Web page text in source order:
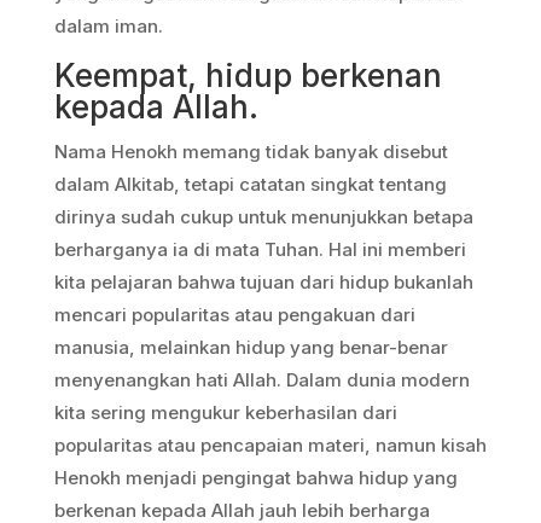
dalam iman.
Keempat, hidup berkenan
kepada Allah.
Nama Henokh memang tidak banyak disebut
dalam Alkitab, tetapi catatan singkat tentang
dirinya sudah cukup untuk menunjukkan betapa
berharganya ia di mata Tuhan. Hal ini memberi
kita pelajaran bahwa tujuan dari hidup bukanlah
mencari popularitas atau pengakuan dari
manusia, melainkan hidup yang benar-benar
menyenangkan hati Allah. Dalam dunia modern
kita sering mengukur keberhasilan dari
popularitas atau pencapaian materi, namun kisah
Henokh menjadi pengingat bahwa hidup yang
berkenan kepada Allah jauh lebih berharga